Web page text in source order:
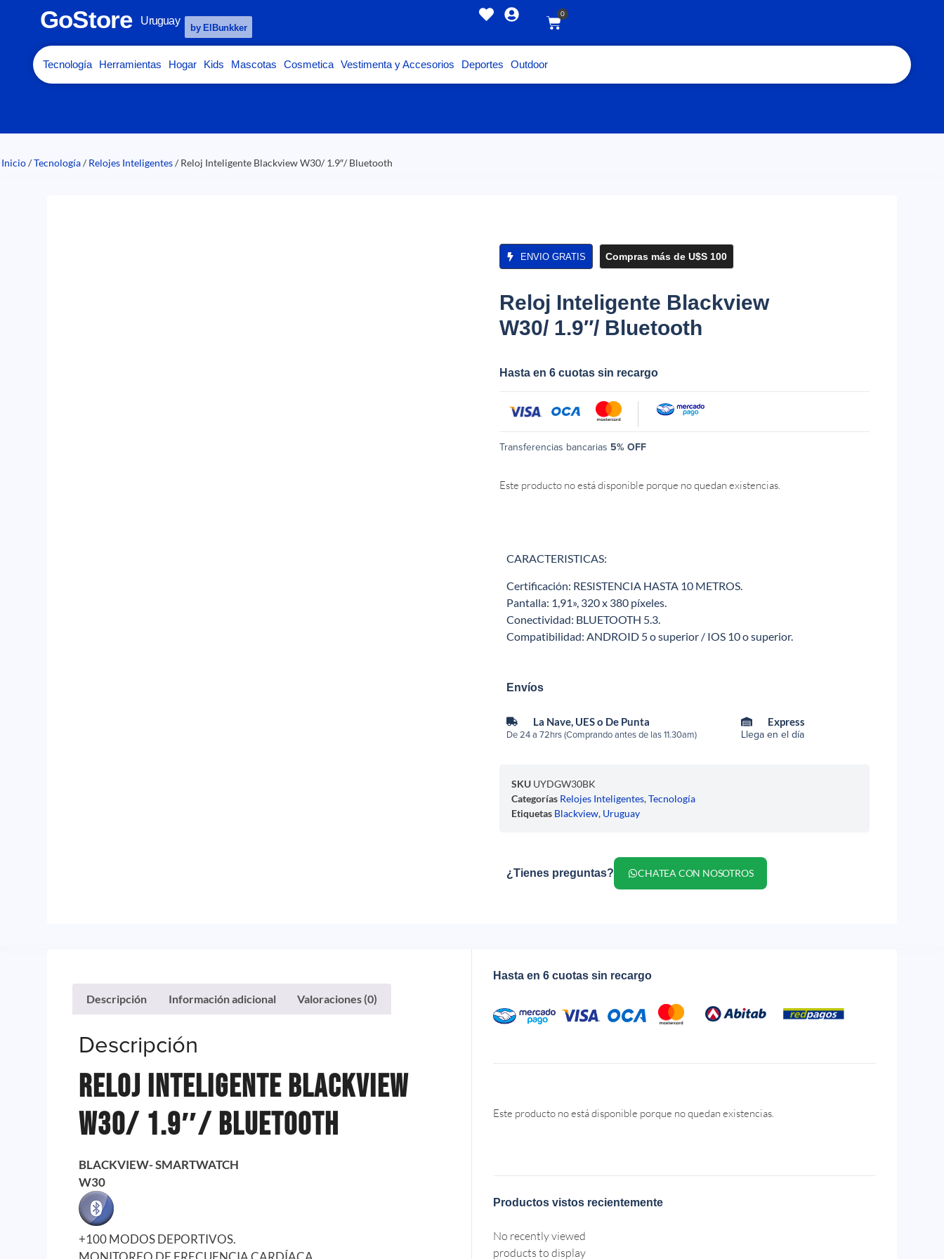
GoStore Uruguay
by ElBunkker
0
Tecnología Herramientas Hogar Kids Mascotas Cosmetica Vestimenta y Accesorios Deportes Outdoor
Inicio/Tecnología/ Relojes Inteligentes/ Reloj Inteligente Blackview W30/ 1.9″/ Bluetooth
ENVIO GRATIS Compras más de U$S 100
Reloj Inteligente Blackview
W30/ 1.9″/ Bluetooth
Hasta en 6 cuotas sin recargo
Transferencias bancarias 5% OFF
Este producto no está disponible porque no quedan existencias.
CARACTERISTICAS:
Certificación: RESISTENCIA HASTA 10 METROS.
Pantalla: 1,91», 320 x 380 píxeles.
Conectividad: BLUETOOTH 5.3.
Compatibilidad: ANDROID 5 o superior / IOS 10 o superior.
Envíos
La Nave, UES o De Punta
De 24 a 72hrs (Comprando antes de las 11.30am)
Express
Llega en el día
SKU UYDGW30BK
Categorías Relojes Inteligentes,Tecnología
Etiquetas Blackview, Uruguay
¿Tienes preguntas? CHATEA CON NOSOTROS
Descripción Información adicional Valoraciones (0)
Descripción
Reloj Inteligente Blackview
W30/ 1.9″/ Bluetooth
BLACKVIEW- SMARTWATCH
W30
+100 MODOS DEPORTIVOS.
Hasta en 6 cuotas sin recargo
Este producto no está disponible porque no quedan existencias.
Productos vistos recientemente
No recently viewed
products to display